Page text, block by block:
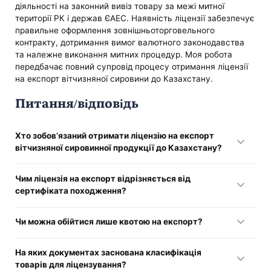
діяльності на законний вивіз товару за межі митної
території РК і держав ЄАЕС. Наявність ліцензії забезпечує
правильне оформлення зовнішньоторговельного
контракту, дотримання вимог валютного законодавства
та належне виконання митних процедур. Моя робота
передбачає повний супровід процесу отримання ліцензії
на експорт вітчизняної сировини до Казахстану.
Питання/відповідь
Хто зобов’язаний отримати ліцензію на експорт
вітчизняної сировинної продукції до Казахстану?
експорт вітчизняної сировини за межі країни.
Чим ліцензія на експорт відрізняється від
сертифіката походження?
але не дає права на вивезення товару та не замінює
Чи можна обійтися лише квотою на експорт?
отримання ліцензії залишається обов’язковим.
На яких документах заснована класифікація
товарів для ліцензування?